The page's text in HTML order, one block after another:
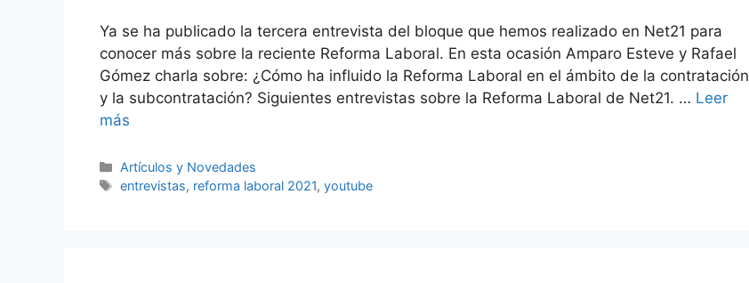
Ya se ha publicado la tercera entrevista del bloque que hemos realizado en Net21 para
conocer más sobre la reciente Reforma Laboral. En esta ocasión Amparo Esteve y Rafael
Gómez charla sobre: ¿Cómo ha influido la Reforma Laboral en el ámbito de la contratación
y la subcontratación? Siguientes entrevistas sobre la Reforma Laboral de Net21. … Leer
más
Artículos y Novedades
entrevistas, reforma laboral 2021,youtube